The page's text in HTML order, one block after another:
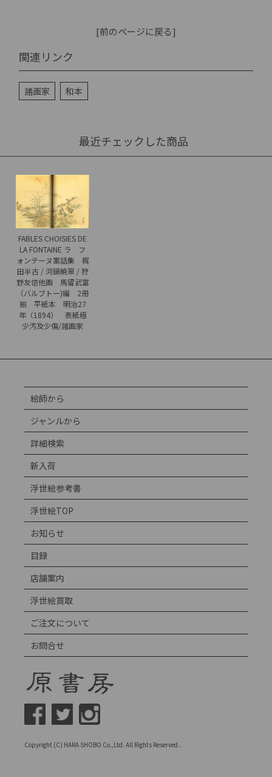
[前のページに戻る]
関連リンク
諸画家 和本
最近チェックした商品
FABLES CHOISIES DE
LA FONTAINE ラ フ
ォンテーヌ寓話集 梶
田半古 / 河鍋暁翠 / 狩
野友信他画 馬留武富
（バルブトー)編 2冊
揃 平紙本 明治27
年（1894） 表紙極
少汚及少傷/諸画家
絵師から
ジャンルから
詳細検索
新入荷
浮世絵参考書
浮世絵TOP
お知らせ
目録
店舗案内
浮世絵買取
ご注文について
お問合せ
Copyright (C) HARA SHOBO Co.,Ltd. All Rights Reserved..